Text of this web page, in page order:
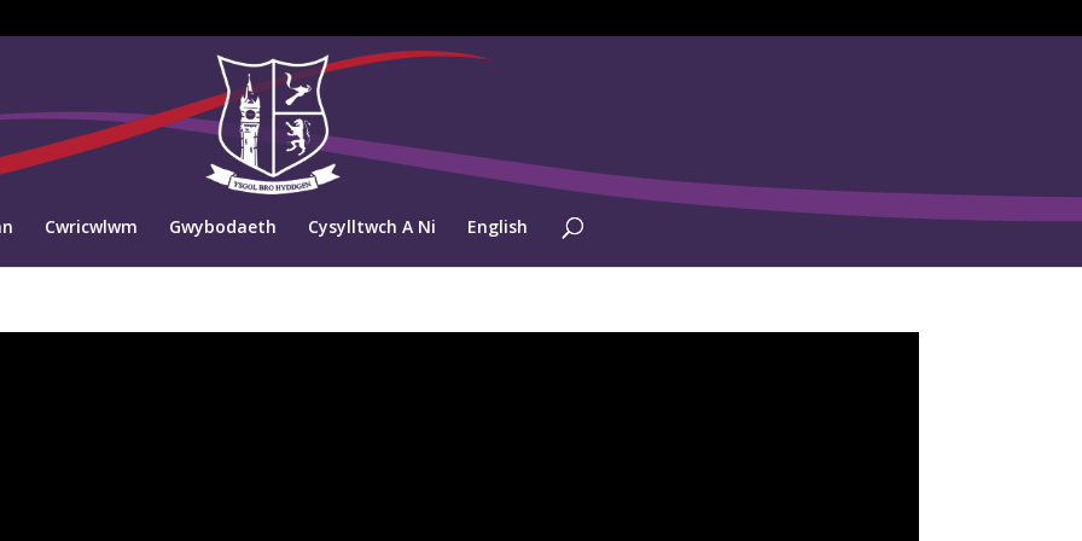
Cwricwlwm Gwybodaeth Cysylltwch A Ni English